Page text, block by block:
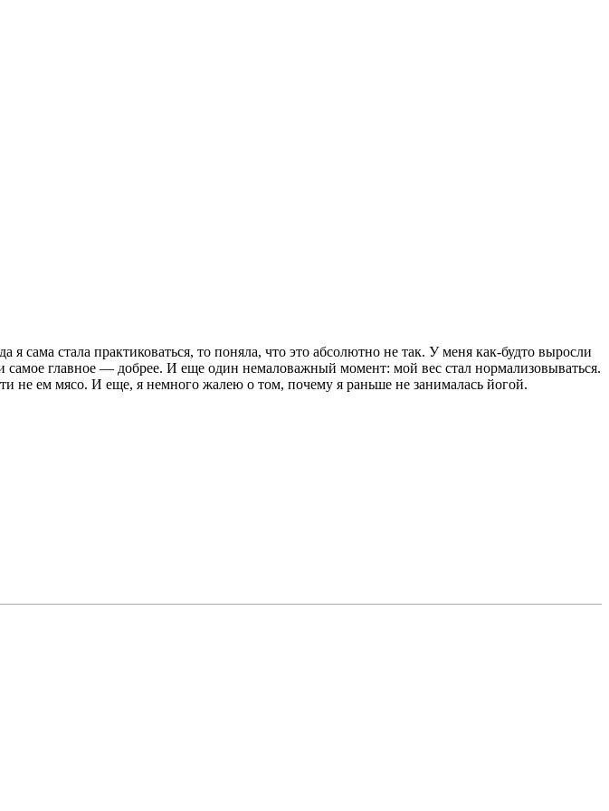
сама стала практиковаться, то поняла, что это абсолютно не так. У меня как-будто выросли
самое главное — добрее. И еще один немаловажный момент: мой вес стал нормализовываться.
не ем мясо. И еще, я немного жалею о том, почему я раньше не занималась йогой.